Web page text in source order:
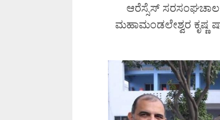
ಆರೆಸ್ಸೆಸ್
ಮಹಾಮಂಡಲೇಶ್ವರ ಕೃಷ್ಣ